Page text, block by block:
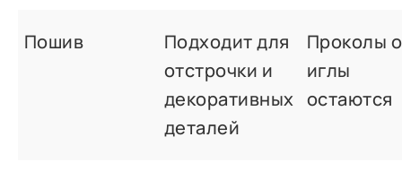
Пошив
Подходит для
отстрочки и
декоративных
деталей
Проколы
иглы
остаются